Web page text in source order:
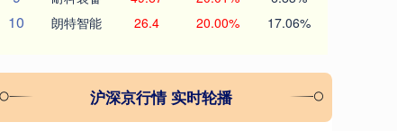
10 朗特智能 26.4 20.00% 17.06%
沪深京行情 实时轮播